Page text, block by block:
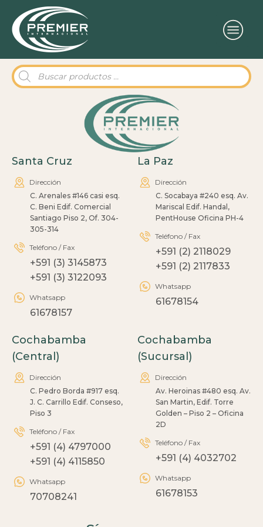
Búsqueda
de
Santa Cruz
Dirección
C. Arenales #146 casi esq.
C. Beni Edif. Comercial
Santiago Piso 2, Of. 304-
305-314
Teléfono / Fax
+591 (3) 3145873
+591 (3) 3122093
Whatsapp
61678157
La Paz
Dirección
C. Socabaya #240 esq. Av.
Mariscal Edif. Handal,
PentHouse Oficina PH-4
Teléfono / Fax
+591 (2) 2118029
+591 (2) 2117833
Whatsapp
61678154
Cochabamba
(Central)
Dirección
C. Pedro Borda #917 esq.
J. C. Carrillo Edif. Conseso,
Piso 3
Teléfono / Fax
+591 (4) 4797000
+591 (4) 4115850
Whatsapp
70708241
Cochabamba
(Sucursal)
Dirección
Av. Heroinas #480 esq. Av.
San Martin, Edif. Torre
Golden – Piso 2 – Oficina
2D
Teléfono / Fax
+591 (4) 4032702
Whatsapp
61678153